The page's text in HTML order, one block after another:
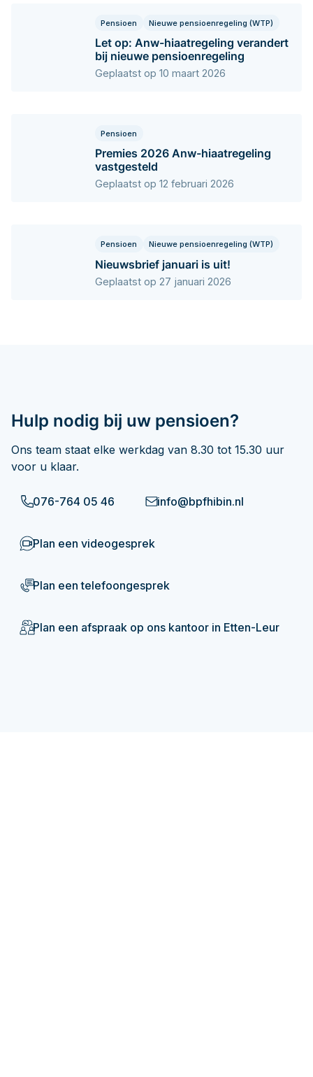
Pensioen Nieuwe pensioenregeling (WTP)
Let op: Anw-hiaatregeling verandert
bij nieuwe pensioenregeling
Geplaatst op 10 maart 2026
Pensioen
Premies 2026 Anw-hiaatregeling
vastgesteld
Geplaatst op 12 februari 2026
Pensioen Nieuwe pensioenregeling (WTP)
Nieuwsbrief januari is uit!
Geplaatst op 27 januari 2026
Hulp nodig bij uw pensioen?
Ons team staat elke werkdag van 8.30 tot 15.30 uur
voor u klaar.
076-764 05 46 info@bpfhibin.nl
Plan een videogesprek
Plan een telefoongesprek
Plan een afspraak op ons kantoor in Etten-Leur